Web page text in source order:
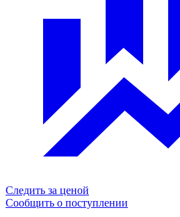
Следить за ценой
Сообщить о поступлении